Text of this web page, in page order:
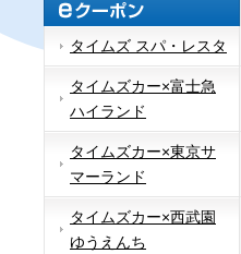
タイムズ スパ・レスタ
タイムズカー×富士急
ハイランド
タイムズカー×東京サ
マーランド
タイムズカー×西武園
ゆうえんち